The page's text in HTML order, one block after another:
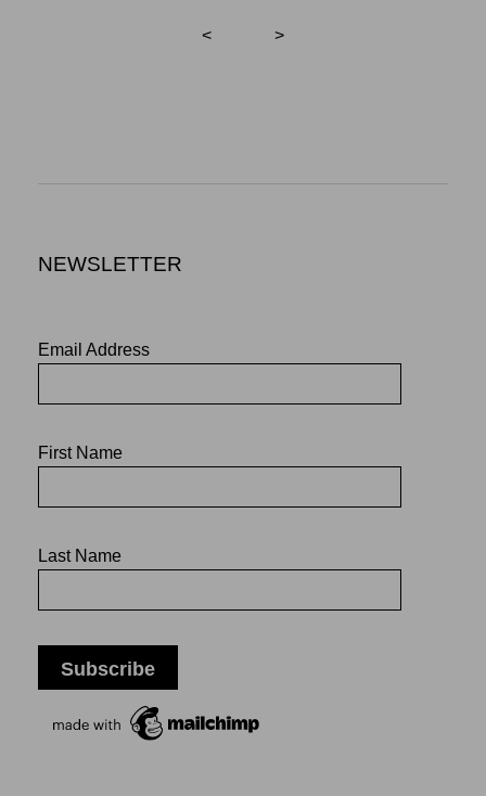
< >
NEWSLETTER
Email Address
First Name
Last Name